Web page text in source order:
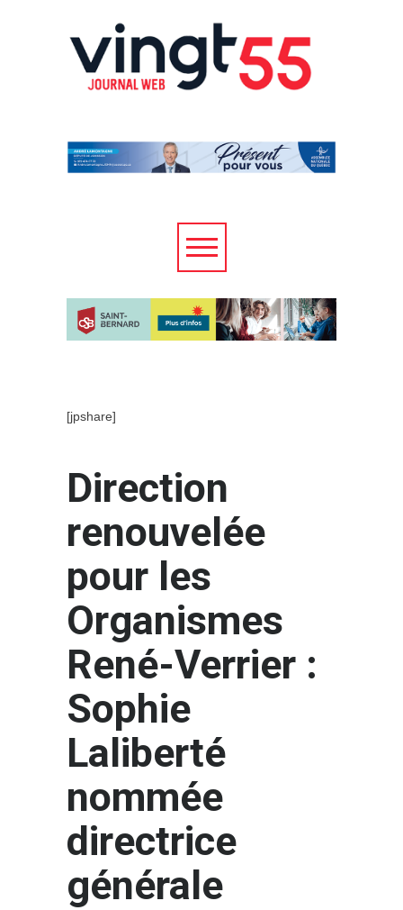
[jpshare]
Direction
renouvelée
pour les
Organismes
René-Verrier :
Sophie
Laliberté
nommée
directrice
générale